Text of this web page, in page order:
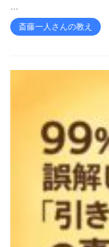
...
斎藤一人さんの教え